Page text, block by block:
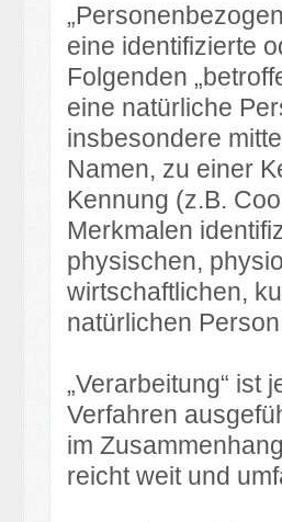
eine identifizierte
Folgenden
eine natürliche
insbesondere
Namen, zu einer
Kennung (z.B.
Merkmalen
physischen,
wirtschaftlichen,
natürlichen
„Verarbeitung“ ist
Verfahren
im
reicht weit und